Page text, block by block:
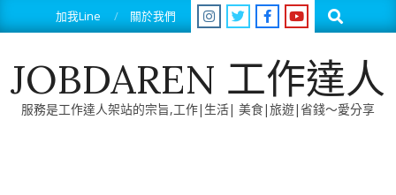
to
加我Line 關於我們 Search
JOBDAREN 工作達人
服務是工作達人架站的宗旨,工作|生活| 美食|旅遊|省錢～愛分享